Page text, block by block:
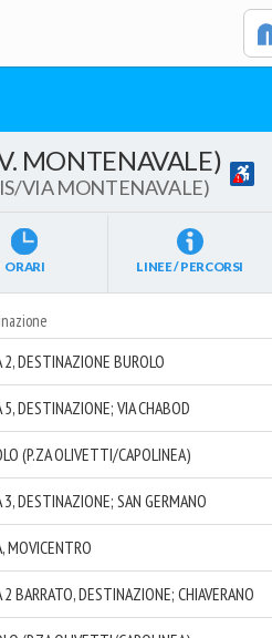
MONTENAVALE)
VIA MONTENAVALE)
ORARI LINEE / PERCORSI
2, DESTINAZIONE BUROLO
5, DESTINAZIONE; VIA CHABOD
(P.ZA OLIVETTI/CAPOLINEA)
3, DESTINAZIONE; SAN GERMANO
MOVICENTRO
2 BARRATO, DESTINAZIONE; CHIAVERANO